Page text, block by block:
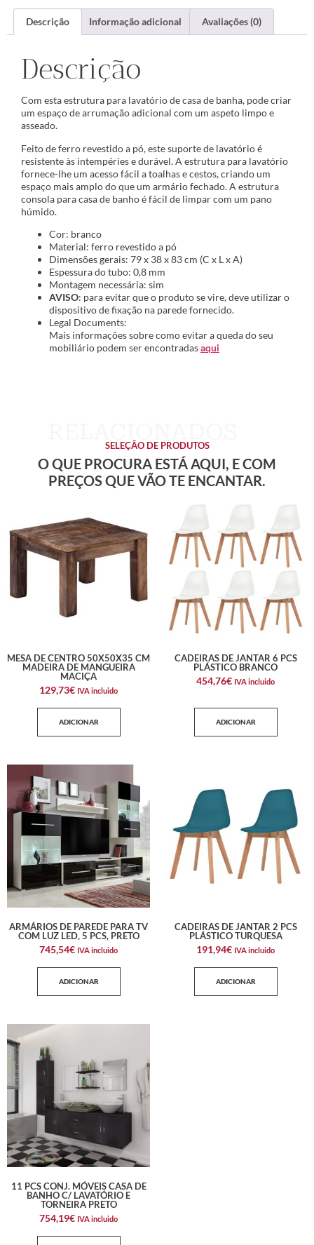
Descrição Informação adicional Avaliações (0)
Descrição
Com esta estrutura para lavatório de casa de banha, pode criar
um espaço de arrumação adicional com um aspeto limpo e
asseado.
Feito de ferro revestido a pó, este suporte de lavatório é
resistente às intempéries e durável. A estrutura para lavatório
fornece-lhe um acesso fácil a toalhas e cestos, criando um
espaço mais amplo do que um armário fechado. A estrutura
consola para casa de banho é fácil de limpar com um pano
húmido.
Cor: branco
Material: ferro revestido a pó
Dimensões gerais: 79 x 38 x 83 cm (C x L x A)
Espessura do tubo: 0,8 mm
Montagem necessária: sim
AVISO: para evitar que o produto se vire, deve utilizar o
dispositivo de fixação na parede fornecido.
Legal Documents:
Mais informações sobre como evitar a queda do seu
mobiliário podem ser encontradasaqui
SELEÇÃO DE PRODUTOS
O QUE PROCURA ESTÁ AQUI, E COM
PREÇOS QUE VÃO TE ENCANTAR.
MESA DE CENTRO 50X50X35 CM
MADEIRA DE MANGUEIRA
MACIÇA
129,73€ IVA incluido
ADICIONAR
CADEIRAS DE JANTAR 6 PCS
PLÁSTICO BRANCO
454,76€ IVA incluido
ADICIONAR
ARMÁRIOS DE PAREDE PARA TV
COM LUZ LED, 5 PCS, PRETO
745,54€ IVA incluido
ADICIONAR
CADEIRAS DE JANTAR 2 PCS
PLÁSTICO TURQUESA
191,94€ IVA incluido
ADICIONAR
11 PCS CONJ. MÓVEIS CASA DE
BANHO C/ LAVATÓRIO E
TORNEIRA PRETO
754,19€ IVA incluido